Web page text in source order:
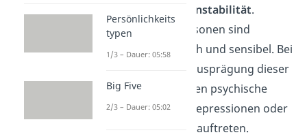
emotionale Instabilität.
Neurotische Personen sind
unsicher, launisch und sensibel. Bei
einer zu hohen Ausprägung dieser
Dimension können psychische
Störungen wie Depressionen oder
Angststörungen auftreten.
Persönlichkeits
typen
1/3 – Dauer: 05:58
Big Five
2/3 – Dauer: 05:02